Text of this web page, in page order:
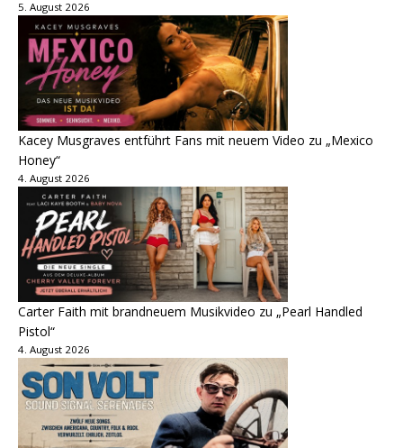
5. August 2026
Kacey Musgraves entführt Fans mit neuem Video zu „Mexico
Honey“
4. August 2026
Carter Faith mit brandneuem Musikvideo zu „Pearl Handled
Pistol“
4. August 2026